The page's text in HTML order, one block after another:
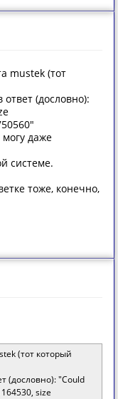
mustek (тот
(дословно):
даже
системе.
тоже, конечно,
(тот который
(дословно): "Could
size